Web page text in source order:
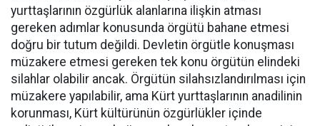
yurttaşlarının özgürlük alanlarına ilişkin atması
gereken adımlar konusunda örgütü bahane etmesi
doğru bir tutum değildi. Devletin örgütle konuşması
müzakere etmesi gereken tek konu örgütün elindeki
silahlar olabilir ancak. Örgütün silahsızlandırılması için
müzakere yapılabilir, ama Kürt yurttaşlarının anadilinin
korunması, Kürt kültürünün özgürlükler içinde